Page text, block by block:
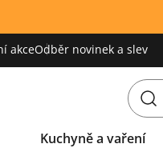
akceOdběr novinek a slev
Kuchyně a vaření